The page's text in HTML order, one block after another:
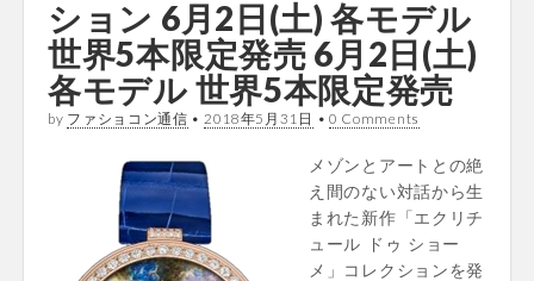
ション 6月2日(土) 各モデル
世界5本限定発売 6月2日(土)
各モデル 世界5本限定発売
by ファショコン通信 • 2018年5月31日 • 0 Comments
メゾンとアートとの絶
え間のない対話から生
まれた新作「エクリチ
ュール ドゥ ショー
メ」コレクションを発